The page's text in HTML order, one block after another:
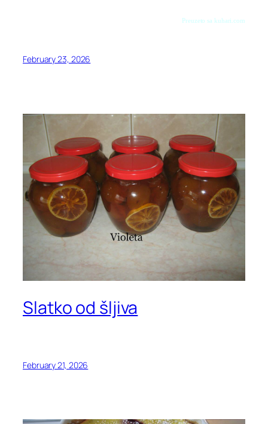
Preuzeto sa kuhari.com
February 23, 2026
Slatko od šljiva
February 21, 2026